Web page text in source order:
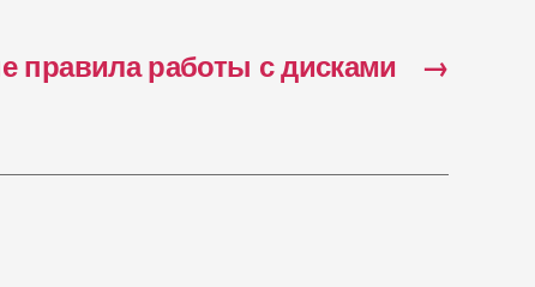
→
правила работы с дисками